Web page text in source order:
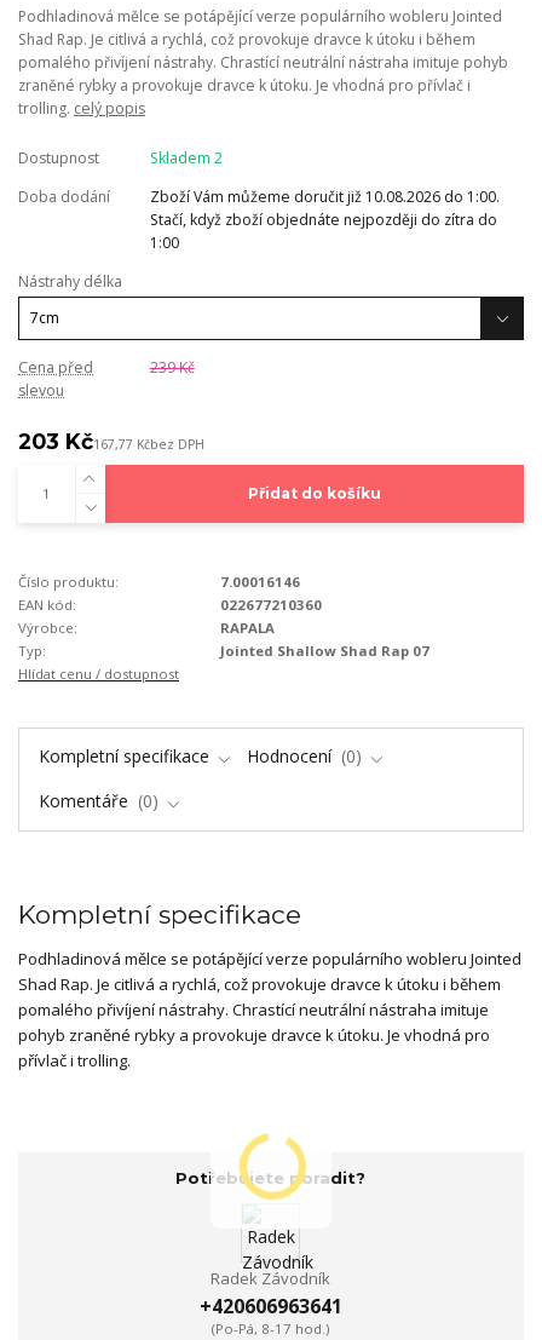
Podhladinová mělce se potápějící verze populárního wobleru Jointed
Shad Rap. Je citlivá a rychlá, což provokuje dravce k útoku i během
pomalého přivíjení nástrahy. Chrastící neutrální nástraha imituje pohyb
zraněné rybky a provokuje dravce k útoku. Je vhodná pro přívlač i
trolling. celý popis
Dostupnost
Skladem 2
Doba dodání
Zboží Vám můžeme doručit již 10.08.2026 do 1:00.
Stačí, když zboží objednáte nejpozději do zítra do
1:00
Nástrahy délka
Cena před
slevou
239 Kč
203 Kč167,77 Kčbez DPH
Přidat do košíku
Číslo produktu:
7.00016146
EAN kód:
022677210360
Výrobce:
RAPALA
Typ:
Jointed Shallow Shad Rap 07
Hlídat cenu / dostupnost
Kompletní specifikace Hodnocení
0
Komentáře
0
Kompletní specifikace
Podhladinová mělce se potápějící verze populárního wobleru Jointed
Shad Rap. Je citlivá a rychlá, což provokuje dravce k útoku i během
pomalého přivíjení nástrahy. Chrastící neutrální nástraha imituje
pohyb zraněné rybky a provokuje dravce k útoku. Je vhodná pro
přívlač i trolling.
Potřebujete poradit?
Radek Závodník
+420606963641
(Po-Pá, 8-17 hod.)